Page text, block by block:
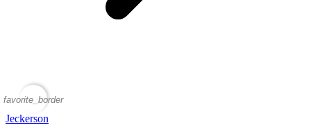
favorite_border
Jeckerson